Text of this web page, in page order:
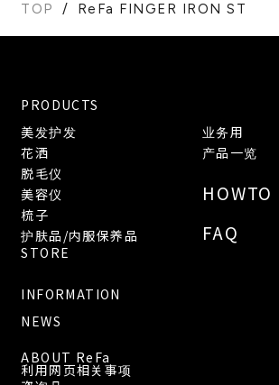
TOP ReFa FINGER IRON ST
PRODUCTS
美发护发
花洒
脱毛仪
美容仪
梳子
护肤品/内服保养品
业务用
产品一览
HOWTO
FAQ
STORE
INFORMATION
NEWS
ABOUT ReFa
利用网页相关事项